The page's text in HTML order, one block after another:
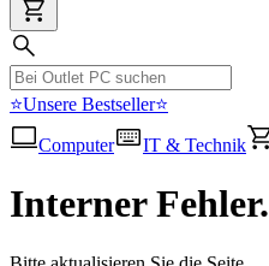
⭐Unsere Bestseller⭐
Computer
IT & Technik
Interner Fehler.